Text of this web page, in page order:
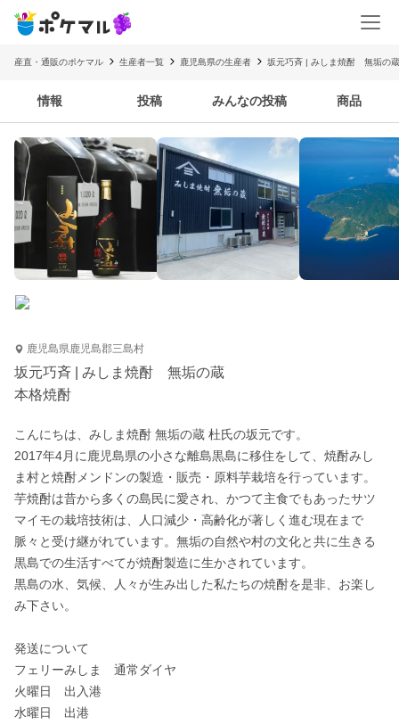
産直・通販のポケマル 生産者一覧 鹿児島県の生産者 坂元巧斉 | みしま焼酎 無垢の蔵
情報 投稿 みんなの投稿 商品
鹿児島県鹿児島郡三島村
坂元巧斉 | みしま焼酎 無垢の蔵
本格焼酎
こんにちは、みしま焼酎 無垢の蔵 杜氏の坂元です。
2017年4月に鹿児島県の小さな離島黒島に移住をして、焼酎みし
ま村と焼酎メンドンの製造・販売・原料芋栽培を行っています。
芋焼酎は昔から多くの島民に愛され、かつて主食でもあったサツ
マイモの栽培技術は、人口減少・高齢化が著しく進む現在まで
脈々と受け継がれています。無垢の自然や村の文化と共に生きる
黒島での生活すべてが焼酎製造に生かされています。
黒島の水、気候、人々が生み出した私たちの焼酎を是非、お楽し
み下さい。
発送について
フェリーみしま　通常ダイヤ
火曜日　出入港
水曜日　出港